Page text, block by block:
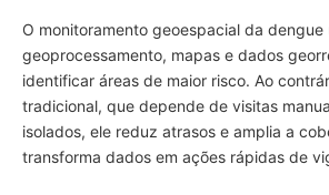
O monitoramento geoespacial da dengue
geoprocessamento, mapas e dados
identificar áreas de maior risco. Ao
tradicional, que depende de visitas
isolados, ele reduz atrasos e amplia a
transforma dados em ações rápidas de